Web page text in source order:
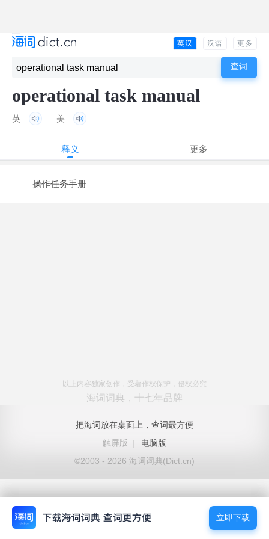
英汉 汉语 更多
operational task manual
英 美
释义 更多
操作任务手册
以上内容独家创作，受著作权保护，侵权必究
海词词典，十七年品牌
把海词放在桌面上，查词最方便
触屏版
|
电脑版
©2003 - 2026 海词词典(Dict.cn)
立即下载
立即下载